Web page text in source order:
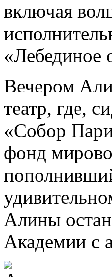
включая
«Лебединое
Вечером
театр, где,
«Собор
фонд
Алины
Академии с